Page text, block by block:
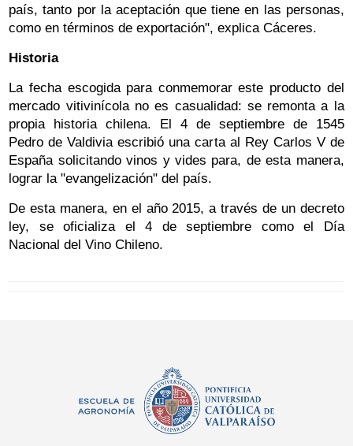
país, tanto por la aceptación que tiene en las personas,
como en términos de exportación", explica Cáceres.
Historia
La fecha escogida para conmemorar este producto del
mercado vitivinícola no es casualidad: se remonta a la
propia historia chilena. El 4 de septiembre de 1545
Pedro de Valdivia escribió una carta al Rey Carlos V de
España solicitando vinos y vides para, de esta manera,
lograr la "evangelización" del país.
De esta manera, en el año 2015, a través de un decreto
ley, se oficializa el 4 de septiembre como el Día
Nacional del Vino Chileno.